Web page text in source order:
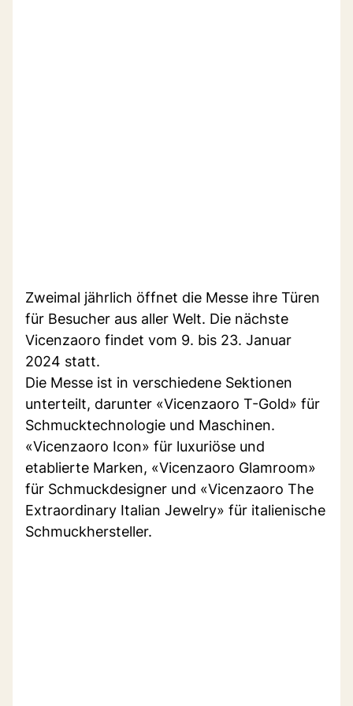
Zweimal jährlich öffnet die Messe ihre Türen
für Besucher aus aller Welt. Die nächste
Vicenzaoro findet vom 9. bis 23. Januar
2024 statt.
Die Messe ist in verschiedene Sektionen
unterteilt, darunter «Vicenzaoro T-Gold» für
Schmucktechnologie und Maschinen.
«Vicenzaoro Icon» für luxuriöse und
etablierte Marken, «Vicenzaoro Glamroom»
für Schmuckdesigner und «Vicenzaoro The
Extraordinary Italian Jewelry» für italienische
Schmuckhersteller.